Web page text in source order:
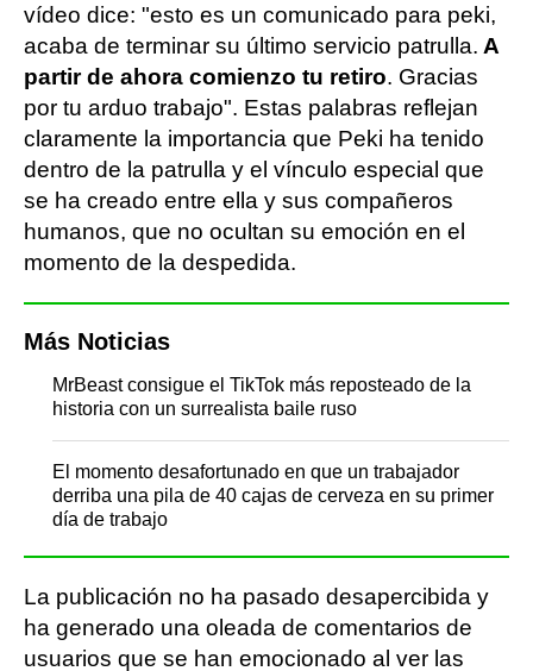
vídeo dice: "esto es un comunicado para peki,
acaba de terminar su último servicio patrulla. A
partir de ahora comienzo tu retiro. Gracias
por tu arduo trabajo". Estas palabras reflejan
claramente la importancia que Peki ha tenido
dentro de la patrulla y el vínculo especial que
se ha creado entre ella y sus compañeros
humanos, que no ocultan su emoción en el
momento de la despedida.
Más Noticias
MrBeast consigue el TikTok más reposteado de la
historia con un surrealista baile ruso
El momento desafortunado en que un trabajador
derriba una pila de 40 cajas de cerveza en su primer
día de trabajo
La publicación no ha pasado desapercibida y
ha generado una oleada de comentarios de
usuarios que se han emocionado al ver las